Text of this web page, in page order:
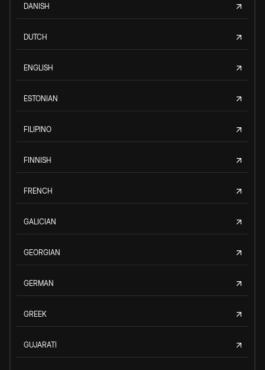
DANISH
DUTCH
ENGLISH
ESTONIAN
FILIPINO
FINNISH
FRENCH
GALICIAN
GEORGIAN
GERMAN
GREEK
GUJARATI